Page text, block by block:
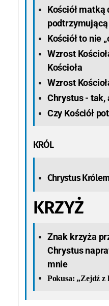
Kościół matką
Kościół to nie
Wzrost
Kościoła
Wzrost
Chrystus - tak,
Czy Kościół
KRÓL
Chrystus Królem
KRZYŻ
Znak krzyża
Chrystus
mnie
Pokusa: „Zejdź z